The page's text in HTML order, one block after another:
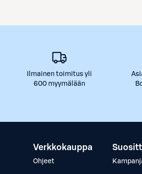
Ilmainen toimitus yli
600 myymälään
Verkkokauppa
Ohjeet